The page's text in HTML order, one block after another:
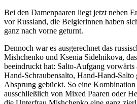
Bei den Damenpaaren liegt jetzt neben
vor Russland, die Belgierinnen haben
ganz nach vorne geturnt.
Dennoch war es ausgerechnet das
Mishchenko und Ksenia Sidelnikova,
beeindruckt hat: Salto-Aufgang
Hand-Schraubensalto, Hand-Hand-Salto
Absprung gebückt. So eine Kombination
ausschließlich von Mixed Paaren oder